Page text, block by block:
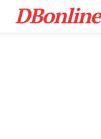
DBonline